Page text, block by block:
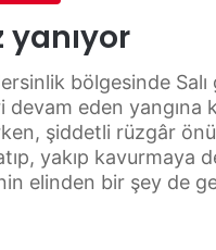
yanıyor
bölgesinde
eden yangına
şiddetli rüzgâr
yakıp kavurmaya
elinden bir şey de